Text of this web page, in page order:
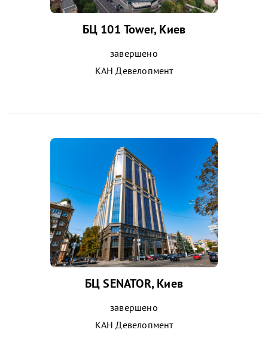
БЦ 101 Tower, Киев
завершено
КАН Девелопмент
БЦ SENATOR, Киев
завершено
КАН Девелопмент